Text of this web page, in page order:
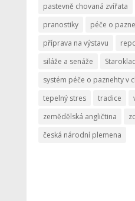
pastevně chovaná zvířata
pranostiky
péče o
příprava na výstavu
siláže a senáže
systém péče o paznehty v
tepelný stres
tradice
zemědělská angličtina
česká národní plemena